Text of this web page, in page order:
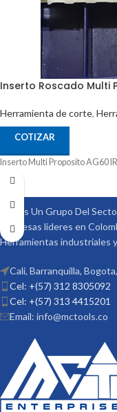
Inserto Roscado Multi
Herramienta de corte,
COTIZAR
Inserto Multi Proposito AG60
Somos Un Grupo Del
empresas lideres en
Herramientas industriales
Cali, Barranquilla,
Cel: +(57) 312 8305092
Cel: +(57) 313 4415201
Email: info@mctools.co